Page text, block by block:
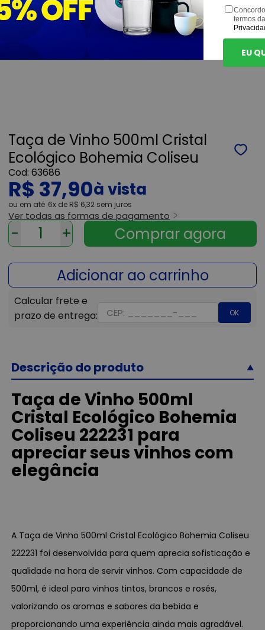
Taça de Vinho 500ml Cristal
Ecológico Bohemia Coliseu
63686
R$ 37,90
ou 6x de R$ 6,32 sem juros
Ver todas as formas de pagamento
- +
OK
Descrição do produto
Taça de Vinho 500ml
Cristal Ecológico Bohemia
Coliseu 222231 para
apreciar seus vinhos com
elegância
A Taça de Vinho 500ml Cristal Ecológico Bohemia Coliseu
222231 foi desenvolvida para quem aprecia sofisticação e
qualidade na hora de servir vinhos. Com capacidade de
500ml, é ideal para vinhos tintos, brancos e rosés,
valorizando os aromas e sabores da bebida e
proporcionando uma experiência ainda mais agradável.
termos
EU